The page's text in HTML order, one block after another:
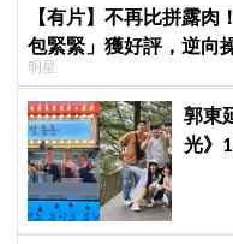
【有片】不再比拼露
包緊緊」獲好評，逆向
明星
郭東
光》